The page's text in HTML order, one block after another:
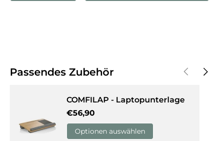
Passendes Zubehör Vorherige
COMFILAP - Laptopunterlage
Normaler Preis
€56,90
Optionen auswählen